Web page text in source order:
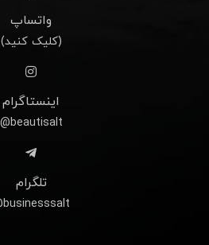
واتساپ
(کلیک کنید)
اینستاگرام
beautisalt@
تلگرام
businesssalt@